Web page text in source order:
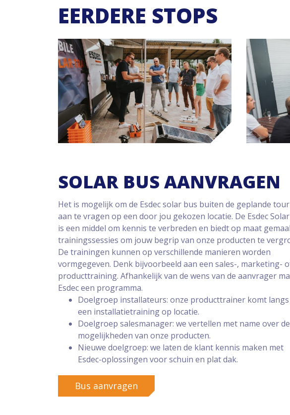
EERDERE STOPS
SOLAR BUS AANVRAGEN
Het is mogelijk om de Esdec solar bus buiten de geplande
aan te vragen op een door jou gekozen locatie. De Esdec
is een middel om kennis te verbreden en biedt op maat
trainingssessies om jouw begrip van onze producten te
De trainingen kunnen op verschillende manieren worden
vormgegeven. Denk bijvoorbeeld aan een sales-, marketing-
producttraining. Afhankelijk van de wens van de aanvrager
Esdec een programma.
Doelgroep installateurs: onze producttrainer komt
een installatietraining op locatie.
Doelgroep salesmanager: we vertellen met name over de
mogelijkheden van onze producten.
Nieuwe doelgroep: we laten de klant kennis maken met
Esdec-oplossingen voor schuin en plat dak.
Bus aanvragen